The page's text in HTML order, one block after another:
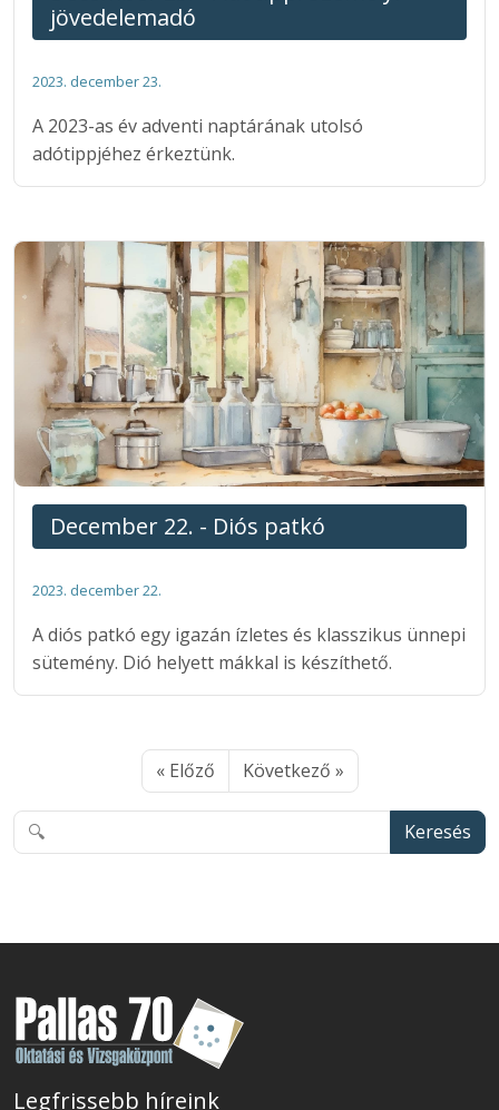
jövedelemadó
2023. december 23.
A 2023-as év adventi naptárának utolsó
adótippjéhez érkeztünk.
December 22. - Diós patkó
2023. december 22.
A diós patkó egy igazán ízletes és klasszikus ünnepi
sütemény. Dió helyett mákkal is készíthető.
« Előző Következő »
Keresés
Legfrissebb híreink